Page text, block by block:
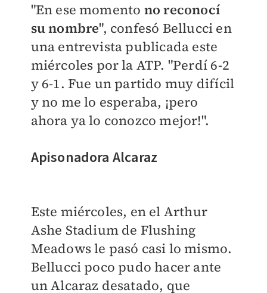
"En ese momento no reconocí
su nombre", confesó Bellucci en
una entrevista publicada este
miércoles por la ATP. "Perdí 6-2
y 6-1. Fue un partido muy difícil
y no me lo esperaba, ¡pero
ahora ya lo conozco mejor!".
Apisonadora Alcaraz
Este miércoles, en el Arthur
Ashe Stadium de Flushing
Meadows le pasó casi lo mismo.
Bellucci poco pudo hacer ante
un Alcaraz desatado, que